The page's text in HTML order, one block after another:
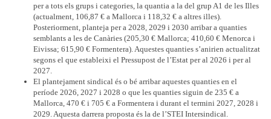
per a tots els grups i categories, la quantia a la del grup A1 de les Illes
(actualment, 106,87 € a Mallorca i 118,32 € a altres illes).
Posteriorment, planteja per a 2028, 2029 i 2030 arribar a quanties
semblants a les de Canàries (205,30 € Mallorca; 410,60 € Menorca i
Eivissa; 615,90 € Formentera). Aquestes quanties s’anirien actualitzat
segons el que estableixi el Pressupost de l’Estat per al 2026 i per al
2027.
El plantejament sindical és o bé arribar aquestes quanties en el
període 2026, 2027 i 2028 o que les quanties siguin de 235 € a
Mallorca, 470 € i 705 € a Formentera i durant el termini 2027, 2028 i
2029. Aquesta darrera proposta és la de l’STEI Intersindical.